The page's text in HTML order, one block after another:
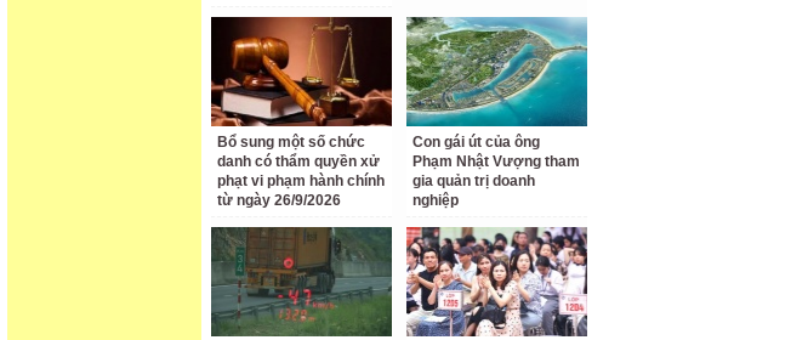
Bổ sung một số chức
danh có thẩm quyền xử
phạt vi phạm hành chính
từ ngày 26/9/2026
Con gái út của ông
Phạm Nhật Vượng tham
gia quản trị doanh
nghiệp